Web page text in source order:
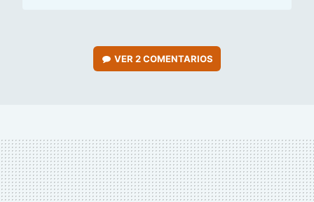
VER2 COMENTARIOS